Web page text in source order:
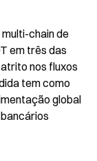
chain de
em três das
nos fluxos
tem como
global